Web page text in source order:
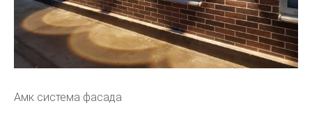
Амк система фасада